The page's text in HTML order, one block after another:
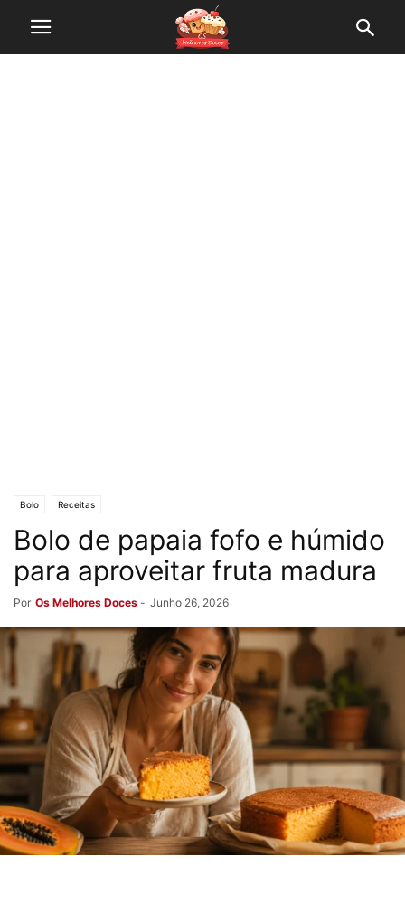
Bolo Receitas
Bolo de papaia fofo e húmido
para aproveitar fruta madura
Por Os Melhores Doces - Junho 26, 2026